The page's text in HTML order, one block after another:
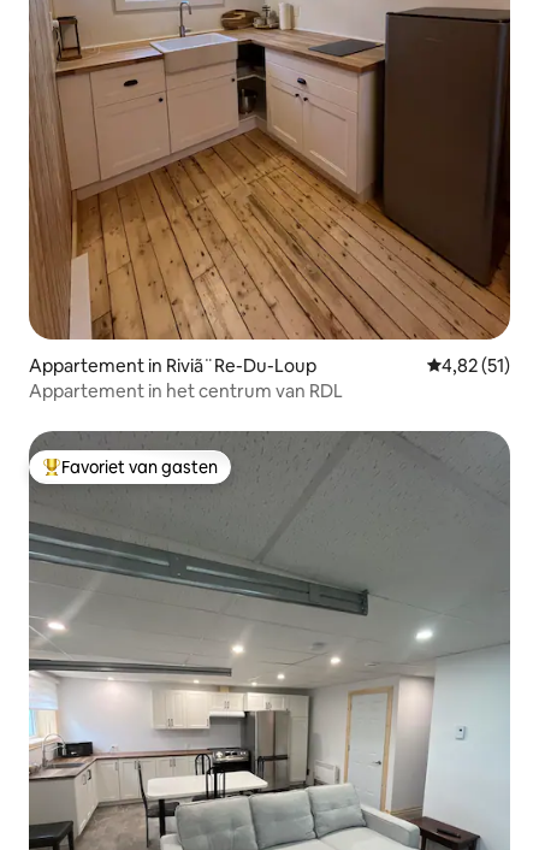
Appartement in Riviã¨Re-Du-Loup Gemiddelde
4,82 (51)
Appartement in het centrum van RDL
Topfavoriet van gasten
Favoriet van gasten